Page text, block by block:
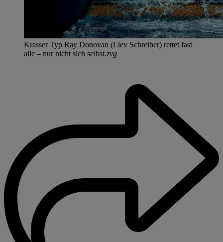
Krasser Typ Ray Donovan (Liev Schreiber) rettet fast
alle – nur nicht sich selbst.zvg